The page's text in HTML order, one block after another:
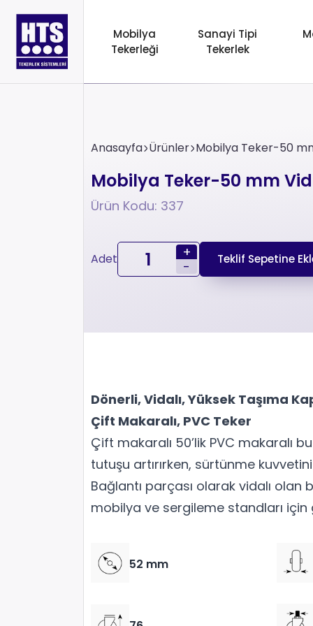
Mobilya
Tekerleği
Sanayi Tipi
Tekerlek
Anasayfa Ürünler Mobilya Teker-50
Mobilya Teker-50 mm
Ürün Kodu: 337
Adet
+
-
Teklif Sepetine
Dönerli, Vidalı, Yüksek Taşıma
Çift Makaralı, PVC Teker
Çift makaralı 50’lik PVC makaralı
tutuşu artırırken, sürtünme
Bağlantı parçası olarak vidalı olan
mobilya ve sergileme standları için
52 mm